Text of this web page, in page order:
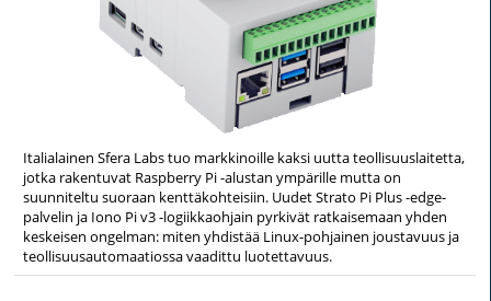
Italialainen Sfera Labs tuo markkinoille kaksi uutta teollisuuslaitetta,
jotka rakentuvat Raspberry Pi -alustan ympärille mutta on
suunniteltu suoraan kenttäkohteisiin. Uudet Strato Pi Plus -edge-
palvelin ja Iono Pi v3 -logiikkaohjain pyrkivät ratkaisemaan yhden
keskeisen ongelman: miten yhdistää Linux-pohjainen joustavuus ja
teollisuusautomaatiossa vaadittu luotettavuus.